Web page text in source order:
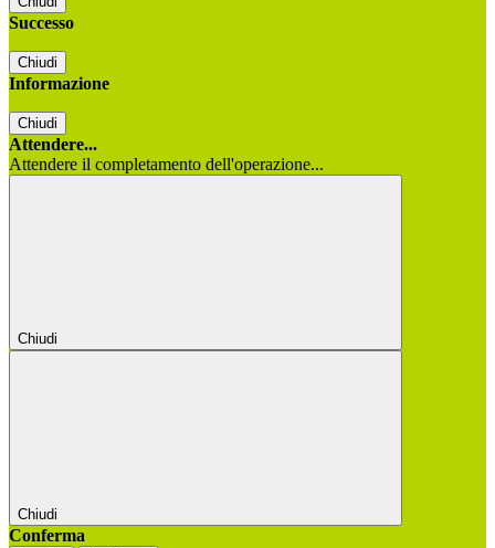
Successo
Chiudi
Informazione
Chiudi
Attendere...
Attendere il completamento dell'operazione...
Chiudi
Chiudi
Conferma